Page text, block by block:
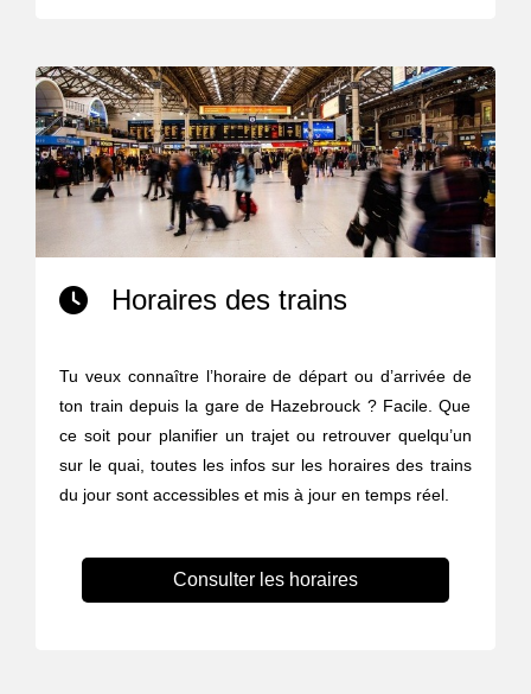
Horaires des trains
Tu veux connaître l’horaire de départ ou d’arrivée de
ton train depuis la gare de Hazebrouck ? Facile. Que
ce soit pour planifier un trajet ou retrouver quelqu’un
sur le quai, toutes les infos sur les horaires des trains
du jour sont accessibles et mis à jour en temps réel.
Consulter les horaires